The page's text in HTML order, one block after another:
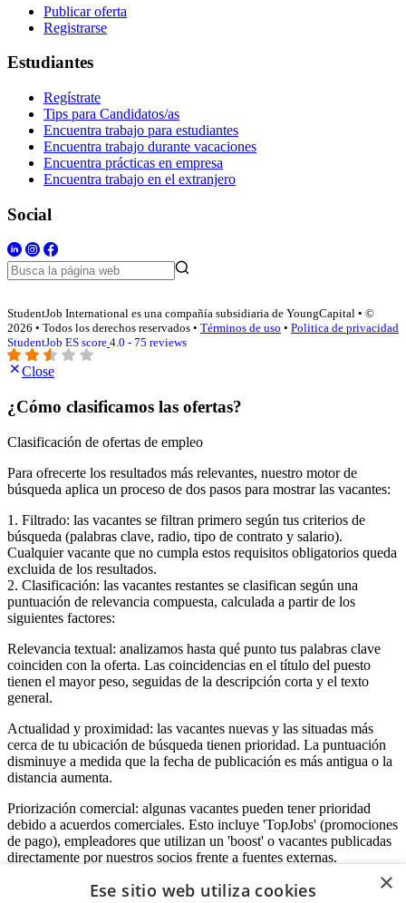
Publicar oferta
Registrarse
Estudiantes
Regístrate
Tips para Candidatos/as
Encuentra trabajo para estudiantes
Encuentra trabajo durante vacaciones
Encuentra prácticas en empresa
Encuentra trabajo en el extranjero
Social
StudentJob International es una compañía subsidiaria de YoungCapital • ©
2026 • Todos los derechos reservados • Términos de uso • Politica de privacidad
StudentJob ES score 4.0 - 75 reviews
Close
¿Cómo clasificamos las ofertas?
Clasificación de ofertas de empleo
Para ofrecerte los resultados más relevantes, nuestro motor de
búsqueda aplica un proceso de dos pasos para mostrar las vacantes:
1. Filtrado: las vacantes se filtran primero según tus criterios de
búsqueda (palabras clave, radio, tipo de contrato y salario).
Cualquier vacante que no cumpla estos requisitos obligatorios queda
excluida de los resultados.
2. Clasificación: las vacantes restantes se clasifican según una
puntuación de relevancia compuesta, calculada a partir de los
siguientes factores:
Relevancia textual: analizamos hasta qué punto tus palabras clave
coinciden con la oferta. Las coincidencias en el título del puesto
tienen el mayor peso, seguidas de la descripción corta y el texto
general.
Actualidad y proximidad: las vacantes nuevas y las situadas más
cerca de tu ubicación de búsqueda tienen prioridad. La puntuación
disminuye a medida que la fecha de publicación es más antigua o la
distancia aumenta.
Priorización comercial: algunas vacantes pueden tener prioridad
debido a acuerdos comerciales. Esto incluye 'TopJobs' (promociones
de pago), empleadores que utilizan un 'boost' o vacantes publicadas
directamente por nuestros socios frente a fuentes externas.
×
Ese sitio web utiliza cookies